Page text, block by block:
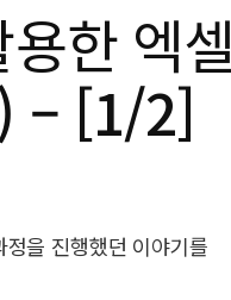
한 엑
– [1/2]
정을 진행했던 이야기를